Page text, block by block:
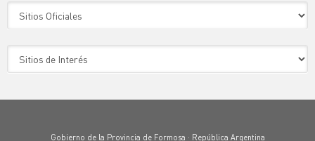
Gobierno de la Provincia de Formosa · República Argentina